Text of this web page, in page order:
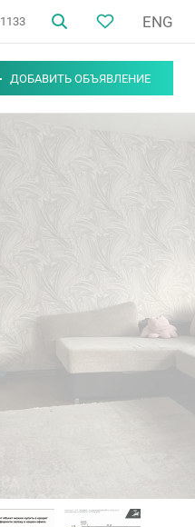
1133 ENG
ДОБАВИТЬ ОБЪЯВЛЕНИЕ